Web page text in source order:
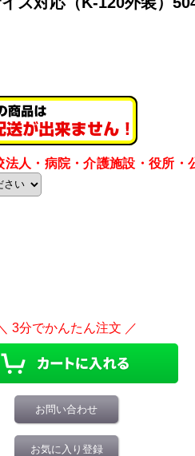
人・病院・介護施設・役所・
お問い合わせ
お気に入り登録